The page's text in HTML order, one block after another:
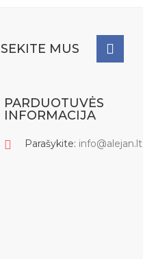
SEKITE MUS
PARDUOTUVĖS
INFORMACIJA
Parašykite: info@alejan.lt